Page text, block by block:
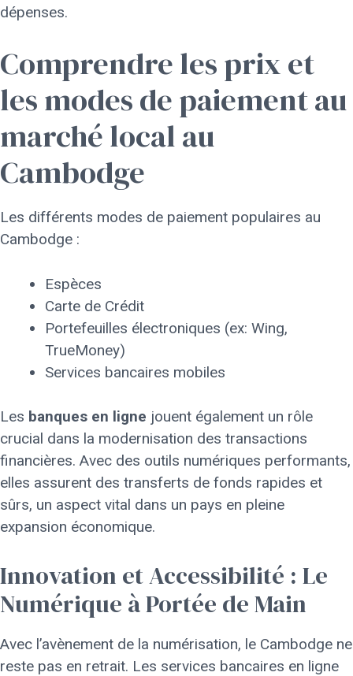
dépenses.
Comprendre les prix et
les modes de paiement au
marché local au
Cambodge
Les différents modes de paiement populaires au
Cambodge :
Espèces
Carte de Crédit
Portefeuilles électroniques (ex: Wing,
TrueMoney)
Services bancaires mobiles
Les banques en ligne jouent également un rôle
crucial dans la modernisation des transactions
financières. Avec des outils numériques performants,
elles assurent des transferts de fonds rapides et
sûrs, un aspect vital dans un pays en pleine
expansion économique.
Innovation et Accessibilité : Le
Numérique à Portée de Main
Avec l’avènement de la numérisation, le Cambodge ne
reste pas en retrait. Les services bancaires en ligne